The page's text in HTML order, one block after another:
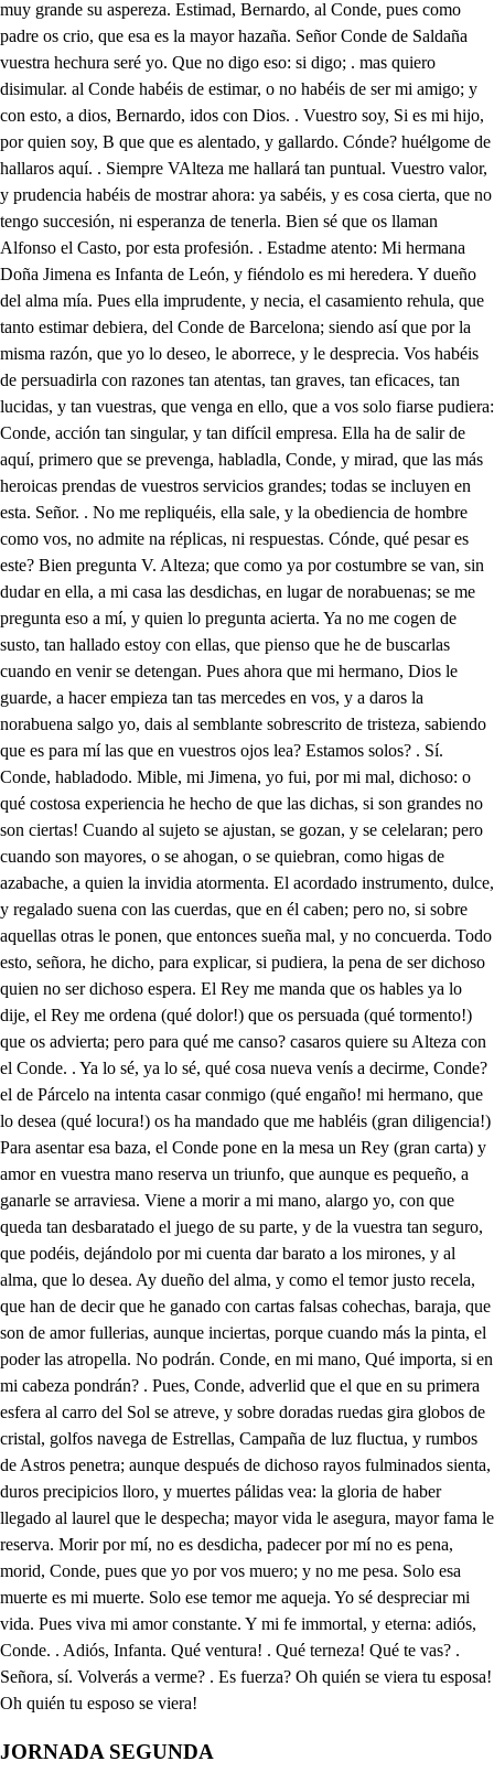
JORNADA SEGUNDA